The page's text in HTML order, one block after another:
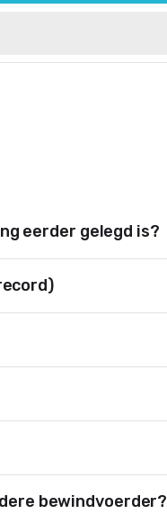
eerder gelegd is?
bewindvoerder?